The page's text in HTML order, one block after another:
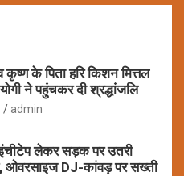
कृष्ण के पिता हरि किशन मित्तल
ने पहुंचकर दी श्रद्धांजलि
admin
इंचीटेप लेकर सड़क पर उतरी
ओवरसाइज DJ-कांवड़ पर सख्ती